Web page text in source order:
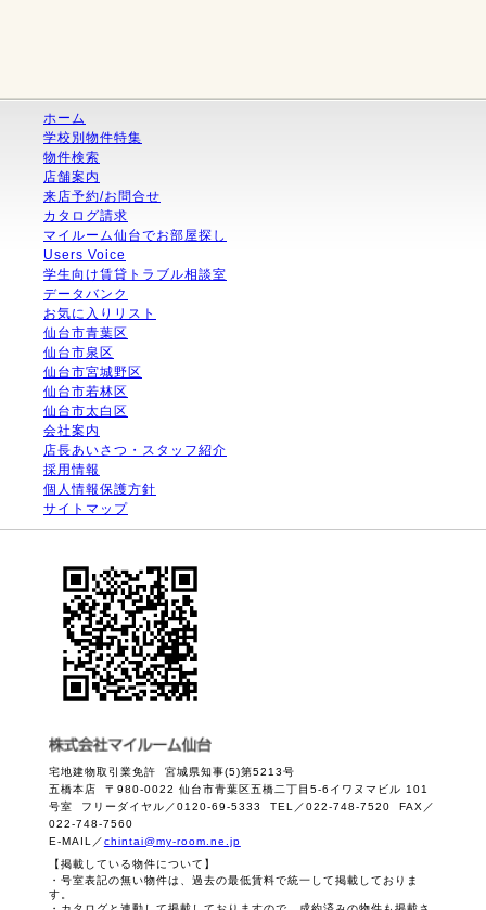
ホーム
学校別物件特集
物件検索
店舗案内
来店予約/お問合せ
カタログ請求
マイルーム仙台でお部屋探し
Users Voice
学生向け賃貸トラブル相談室
データバンク
お気に入りリスト
仙台市青葉区
仙台市泉区
仙台市宮城野区
仙台市若林区
仙台市太白区
会社案内
店長あいさつ・スタッフ紹介
採用情報
個人情報保護方針
サイトマップ
宅地建物取引業免許 宮城県知事(5)第5213号
五橋本店 〒980-0022 仙台市青葉区五橋二丁目5-6イワヌマビル 101
号室 フリーダイヤル／0120-69-5333 TEL／022-748-7520 FAX／
022-748-7560
E-MAIL／chintai@my-room.ne.jp
【掲載している物件について】
・号室表記の無い物件は、過去の最低賃料で統一して掲載しておりま
す。